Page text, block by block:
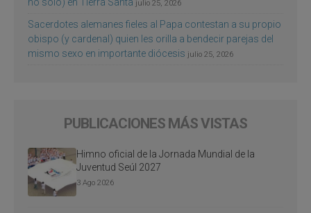
julio 25, 2026
Sacerdotes alemanes fieles al Papa contestan a su propio
obispo (y cardenal) quien les orilla a bendecir parejas del
mismo sexo en importante diócesis julio 25, 2026
PUBLICACIONES MÁS VISTAS
Himno oficial de la Jornada Mundial de la
Juventud Seúl 2027
3 Ago 2026